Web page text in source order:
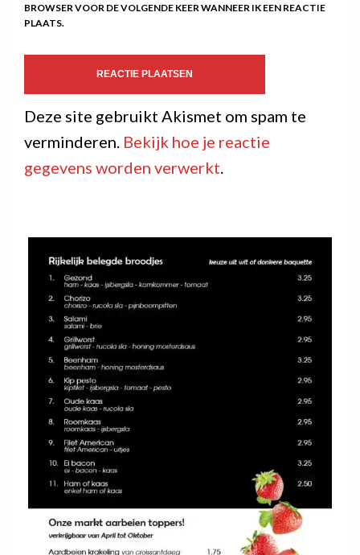
BROWSER VOOR DE VOLGENDE KEER WANNEER IK EEN REACTIE
PLAATS.
Deze site gebruikt Akismet om spam te
verminderen. Bekijk hoe je reactie
gegevens worden verwerkt.